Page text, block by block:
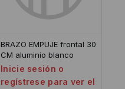
BRAZO EMPUJE frontal 30
CM aluminio blanco
Inicie sesión o
regístrese para ver el